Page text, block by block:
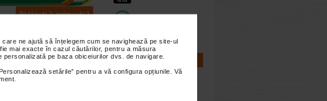
ne ajută să înțelegem cum se navighează pe site-ul
mai exacte în cazul căutărilor, pentru a măsura
pe baza obiceiurilor dvs. de navigare.
setările” pentru a vă configura opțiunile. Vă
Plătești 2, primești 3
CALCULATOARE